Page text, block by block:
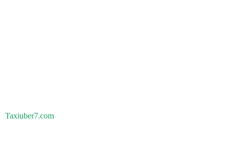
Taxiuber7.com